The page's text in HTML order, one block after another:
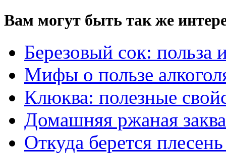
Вам могут быть так же
Березовый сок: польза
Мифы о пользе
Клюква: полезные
Домашняя ржаная
Откуда берется